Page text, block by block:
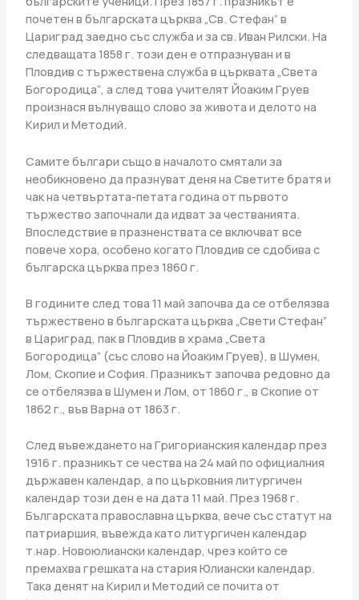
почетен в българската църква „Св. Стефан“ в
Цариград заедно със служба и за св. Иван Рилски. На
следващата 1858 г. този ден е отпразнуван и в
Пловдив с тържествена служба в църквата „Света
Богородица“, а след това учителят Йоаким Груев
произнася вълнуващо слово за живота и делото на
Кирил и Методий.
Самите българи също в началото смятали за
необикновено да празнуват деня на Светите братя и
чак на четвъртата-петата година от първото
тържество започнали да идват за честванията.
Впоследствие в празненствата се включват все
повече хора, особено когато Пловдив се сдобива с
българска църква през 1860 г.
В годините след това 11 май започва да се отбелязва
тържествено в българската църква „Свети Стефан”
в Цариград, пак в Пловдив в храма „Света
Богородица” (със слово на Йоаким Груев), в Шумен,
Лом, Скопие и София. Празникът започва редовно да
се отбелязва в Шумен и Лом, от 1860 г., в Скопие от
1862 г., във Варна от 1863 г.
След въвеждането на Григорианския календар през
1916 г. празникът се чества на 24 май по официалния
държавен календар, а по църковния литургичен
календар този ден е на дата 11 май. През 1968 г.
Българската православна църква, вече със статут на
патриаршия, въвежда като литургичен календар
т.нар. Новоюлиански календар, чрез който се
премахва грешката на стария Юлиански календар.
Така денят на Кирил и Методий се почита от